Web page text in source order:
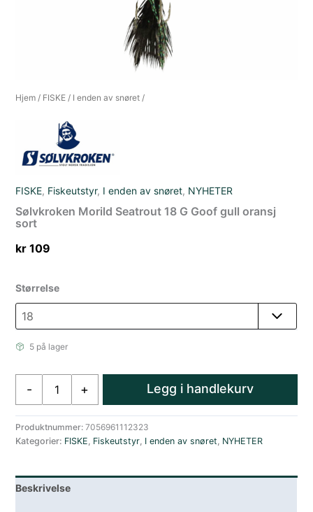
Hjem / FISKE / I enden av snøret /
FISKE, Fiskeutstyr, I enden av snøret, NYHETER
Sølvkroken Morild Seatrout 18 G Goof gull oransj
sort
kr 109
Størrelse
5 på lager
-
18
G
gull
oransj
+ Legg i handlekurv
Produktnummer:7056961112323
Kategorier: FISKE, Fiskeutstyr, I enden av snøret, NYHETER
Beskrivelse